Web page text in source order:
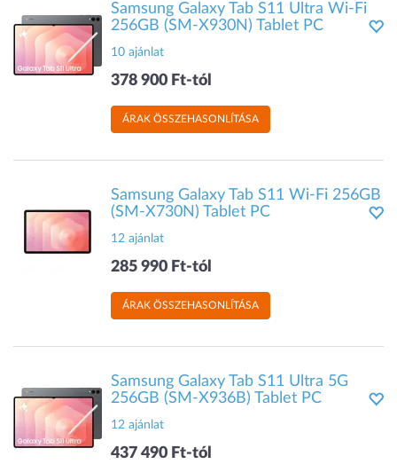
Samsung Galaxy Tab S11 Ultra Wi-Fi
256GB (SM-X930N) Tablet PC
10 ajánlat
378 900 Ft-tól
ÁRAK ÖSSZEHASONLÍTÁSA
Samsung Galaxy Tab S11 Wi-Fi 256GB
(SM-X730N) Tablet PC
12 ajánlat
285 990 Ft-tól
ÁRAK ÖSSZEHASONLÍTÁSA
Samsung Galaxy Tab S11 Ultra 5G
256GB (SM-X936B) Tablet PC
12 ajánlat
437 490 Ft-tól